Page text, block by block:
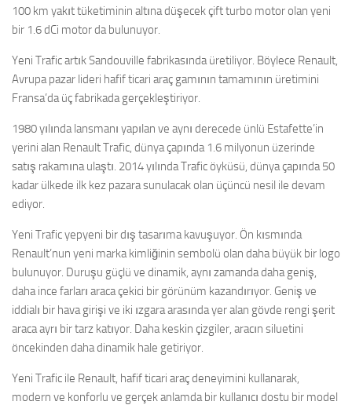
100 km yakıt tüketiminin altına düşecek çift turbo motor olan yeni
bir 1.6 dCi motor da bulunuyor.
Yeni Trafic artık Sandouville fabrikasında üretiliyor. Böylece Renault,
Avrupa pazar lideri hafif ticari araç gamının tamamının üretimini
Fransa’da üç fabrikada gerçekleştiriyor.
1980 yılında lansmanı yapılan ve aynı derecede ünlü Estafette’in
yerini alan Renault Trafic, dünya çapında 1.6 milyonun üzerinde
satış rakamına ulaştı. 2014 yılında Trafic öyküsü, dünya çapında 50
kadar ülkede ilk kez pazara sunulacak olan üçüncü nesil ile devam
ediyor.
Yeni Trafic yepyeni bir dış tasarıma kavuşuyor. Ön kısmında
Renault’nun yeni marka kimliğinin sembolü olan daha büyük bir logo
bulunuyor. Duruşu güçlü ve dinamik, aynı zamanda daha geniş,
daha ince farları araca çekici bir görünüm kazandırıyor. Geniş ve
iddialı bir hava girişi ve iki ızgara arasında yer alan gövde rengi şerit
araca ayrı bir tarz katıyor. Daha keskin çizgiler, aracın siluetini
öncekinden daha dinamik hale getiriyor.
Yeni Trafic ile Renault, hafif ticari araç deneyimini kullanarak,
modern ve konforlu ve gerçek anlamda bir kullanıcı dostu bir model